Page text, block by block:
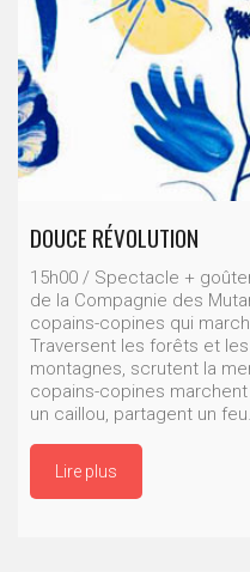
DOUCE RÉVOLUTION
15h00 / Spectacle +
de la Compagnie des
copains-copines qui
Traversent les forêts et
montagnes, scrutent la
copains-copines
un caillou, partagent un
Lire plus